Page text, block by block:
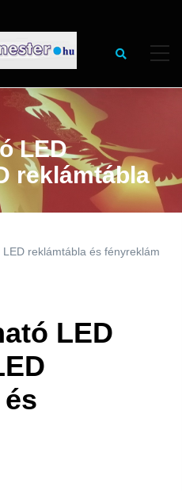
LED
reklámtábla
reklámtábla és fényreklám
LED